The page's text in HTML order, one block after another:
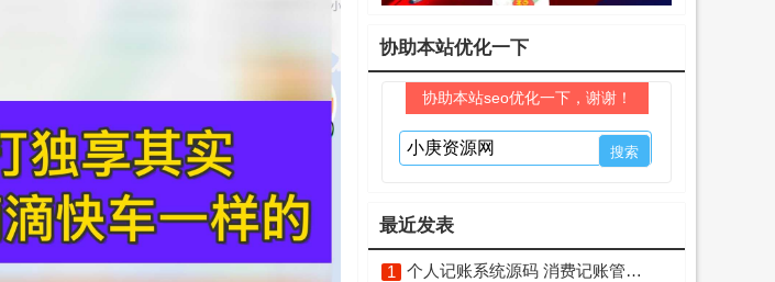
协助本站优化一下
协助本站seo优化一下，谢谢！
最近发表
1 个人记账系统源码 消费记账管理系统